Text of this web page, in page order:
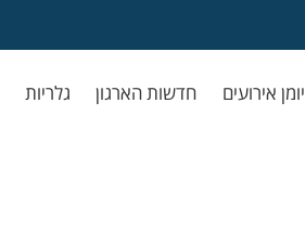
יומן אירועים חדשות הארגון גלריות